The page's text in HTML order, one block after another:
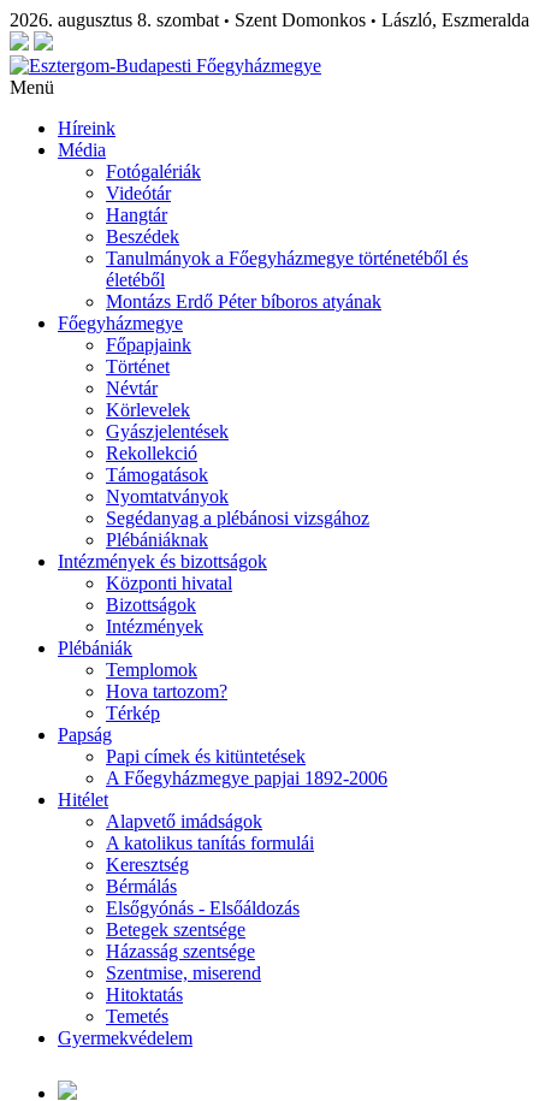
2026. augusztus 8. szombat • Szent Domonkos • László, Eszmeralda
Menü
Híreink
Média
Fotógalériák
Videótár
Hangtár
Beszédek
Tanulmányok a Főegyházmegye történetéből és
életéből
Montázs Erdő Péter bíboros atyának
Főegyházmegye
Főpapjaink
Történet
Névtár
Körlevelek
Gyászjelentések
Rekollekció
Támogatások
Nyomtatványok
Segédanyag a plébánosi vizsgához
Plébániáknak
Intézmények és bizottságok
Központi hivatal
Bizottságok
Intézmények
Plébániák
Templomok
Hova tartozom?
Térkép
Papság
Papi címek és kitüntetések
A Főegyházmegye papjai 1892-2006
Hitélet
Alapvető imádságok
A katolikus tanítás formulái
Keresztség
Bérmálás
Elsőgyónás - Elsőáldozás
Betegek szentsége
Házasság szentsége
Szentmise, miserend
Hitoktatás
Temetés
Gyermekvédelem